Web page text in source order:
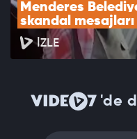
Menderes
skandal mesajları
İZLE
'de